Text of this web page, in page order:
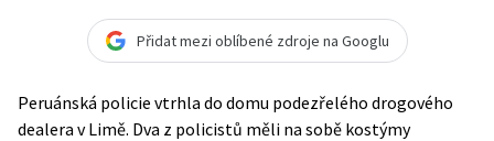
Přidat mezi oblíbené zdroje na Googlu
Peruánská policie vtrhla do domu podezřelého drogového
dealera v Limě. Dva z policistů měli na sobě kostýmy